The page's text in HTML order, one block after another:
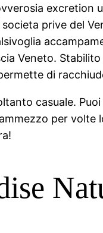
excretion
societa prive del
Veneto.
di
casuale.
per volte